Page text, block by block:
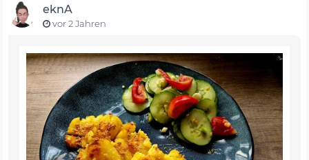
eknA
vor 2 Jahren